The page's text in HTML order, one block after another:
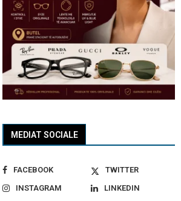
MEDIAT SOCIALE
FACEBOOK
TWITTER
INSTAGRAM
LINKEDIN